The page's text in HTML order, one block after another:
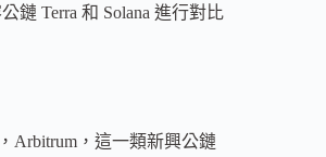
鏈 Terra 和 Solana 進行對比
Arbitrum，這一類新興公鏈